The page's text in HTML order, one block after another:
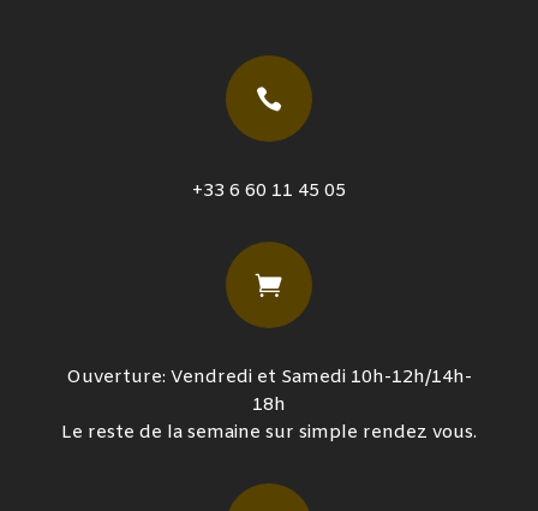

+33 6 60 11 45 05

Ouverture: Vendredi et Samedi 10h-12h/14h-
18h
Le reste de la semaine sur simple rendez vous.